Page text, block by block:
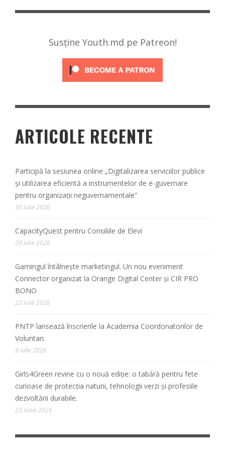
Susține Youth.md pe Patreon!
ARTICOLE RECENTE
Participă la sesiunea online „Digitalizarea serviciilor publice
și utilizarea eficientă a instrumentelor de e-guvernare
pentru organizații neguvernamentale”
30 iulie 2026
CapacityQuest pentru Consiliile de Elevi
29 iulie 2026
Gamingul întâlnește marketingul. Un nou eveniment
Connector organizat la Orange Digital Center și CIR PRO
BONO
22 iulie 2026
PNTP lansează înscrierile la Academia Coordonatorilor de
Voluntari.
9 iulie 2026
Girls4Green revine cu o nouă ediție: o tabără pentru fete
curioase de protecția naturii, tehnologii verzi și profesiile
dezvoltării durabile.
23 iunie 2026